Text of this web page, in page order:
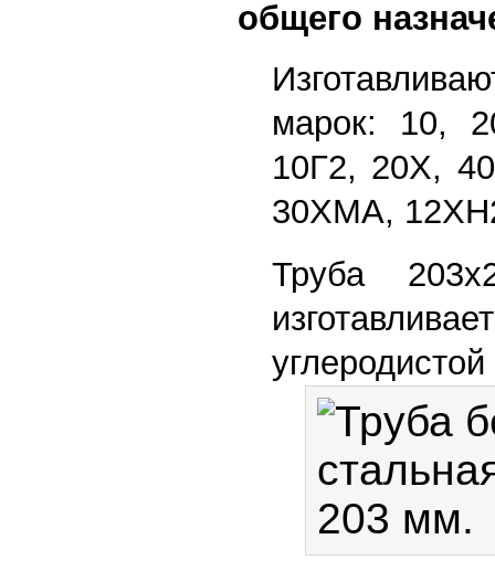
общего
марок: 10,
10Г2, 20Х,
30ХМА,
Труба